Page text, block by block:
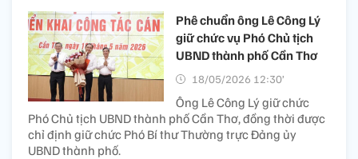
Phê chuẩn ông Lê Công Lý
giữ chức vụ Phó Chủ tịch
UBND thành phố Cần Thơ
18/05/2026 12:30’
Ông Lê Công Lý giữ chức
Phó Chủ tịch UBND thành phố Cần Thơ, đồng thời được
chỉ định giữ chức Phó Bí thư Thường trực Đảng ủy
UBND thành phố.